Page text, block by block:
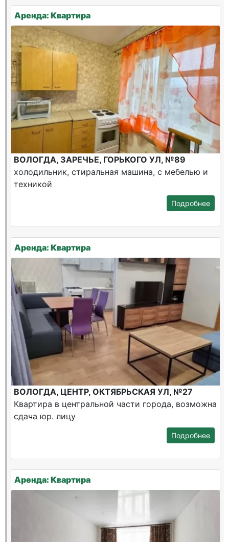
Аренда: Квартира
ВОЛОГДА, ЗАРЕЧЬЕ, ГОРЬКОГО УЛ, №89
холодильник, стиральная машина, с мебелью и
техникой
Подробнее
Аренда: Квартира
ВОЛОГДА, ЦЕНТР, ОКТЯБРЬСКАЯ УЛ, №27
Квартира в центральной части города, возможна
сдача юр. лицу
Подробнее
Аренда: Квартира